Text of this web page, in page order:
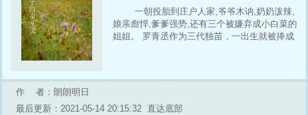
一朝投胎到庄户人家,爷爷木讷,奶奶泼辣,
娘亲彪悍,爹爹强势,还有三个被嫌弃成小白菜的
姐姐。 罗青丞作为三代独苗，一出生就被捧成
作 者：朗朗明日
最后更新：2021-05-14 20:15:32 直达底部